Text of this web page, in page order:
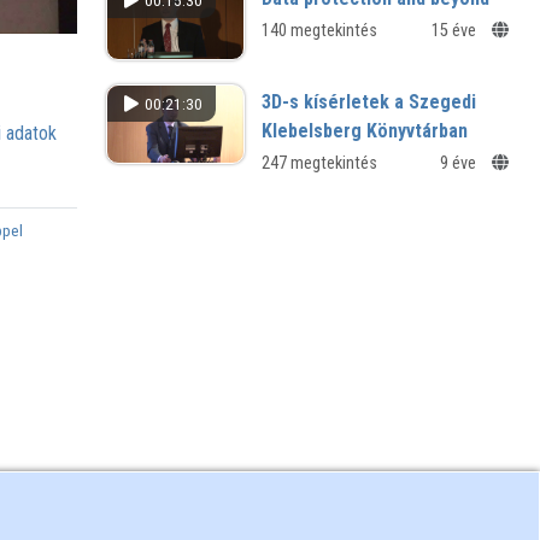
adatok
140 megtekintés 15 éve
00:21:30
3D-s kísérletek a Szegedi
Klebelsberg Könyvtárban
247 megtekintés 9 éve